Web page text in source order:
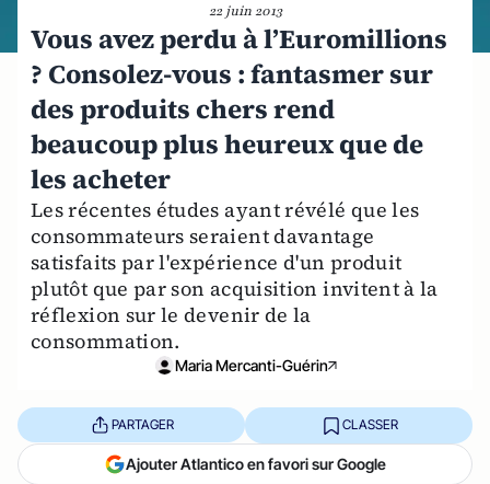
22 juin 2013
Vous avez perdu à l’Euromillions
? Consolez-vous : fantasmer sur
des produits chers rend
beaucoup plus heureux que de
les acheter
Les récentes études ayant révélé que les
consommateurs seraient davantage
satisfaits par l'expérience d'un produit
plutôt que par son acquisition invitent à la
réflexion sur le devenir de la
consommation.
Maria Mercanti-Guérin
PARTAGER CLASSER
Ajouter Atlantico en favori sur Google